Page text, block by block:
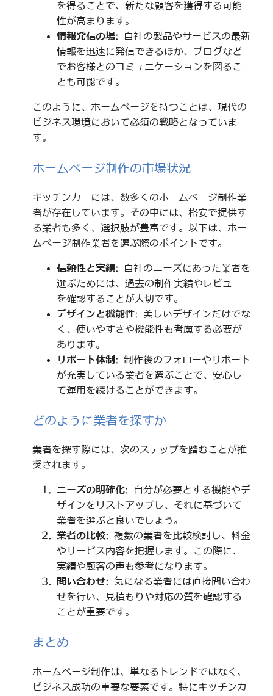
を得ることで、新たな顧客を獲得する可能
性が高まります。
情報発信の場: 自社の製品やサービスの最新
情報を迅速に発信できるほか、ブログなど
でお客様とのコミュニケーションを図るこ
とも可能です。
このように、ホームページを持つことは、現代の
ビジネス環境において必須の戦略となっていま
す。
ホームページ制作の市場状況
キッチンカーには、数多くのホームページ制作業
者が存在しています。その中には、格安で提供す
る業者も多く、選択肢が豊富です。以下は、ホー
ムページ制作業者を選ぶ際のポイントです。
信頼性と実績: 自社のニーズにあった業者を
選ぶためには、過去の制作実績やレビュー
を確認することが大切です。
デザインと機能性: 美しいデザインだけでな
く、使いやすさや機能性も考慮する必要が
あります。
サポート体制 : 制作後のフォローやサポート
が充実している業者を選ぶことで、安心し
て運用を続けることができます。
どのように業者を探すか
業者を探す際には、次のステップを踏むことが推
奨されます。
ニーズの明確化: 自分が必要とする機能やデ
ザインをリストアップし、それに基づいて
業者を選ぶと良いでしょう。
業者の比較: 複数の業者を比較検討し、料金
やサービス内容を把握します。この際に、
実績や顧客の声も参考になります。
問い合わせ: 気になる業者には直接問い合わ
せを行い、見積もりや対応の質を確認する
ことが重要です。
まとめ
ホームページ制作は、単なるトレンドではなく、
ビジネス成功の重要な要素です。特にキッチンカ